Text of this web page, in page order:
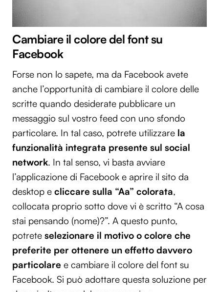
Cambiare il colore del font su
Facebook
Forse non lo sapete, ma da Facebook avete
anche l’opportunità di cambiare il colore delle
scritte quando desiderate pubblicare un
messaggio sul vostro feed con uno sfondo
particolare. In tal caso, potrete utilizzare la
funzionalità integrata presente sul social
network. In tal senso, vi basta avviare
l’applicazione di Facebook e aprire il sito da
desktop e cliccare sulla “Aa” colorata,
collocata proprio sotto dove vi è scritto “A cosa
stai pensando (nome)?”. A questo punto,
potrete selezionare il motivo o colore che
preferite per ottenere un effetto davvero
particolare e cambiare il colore del font su
Facebook. Si può adottare questa soluzione per